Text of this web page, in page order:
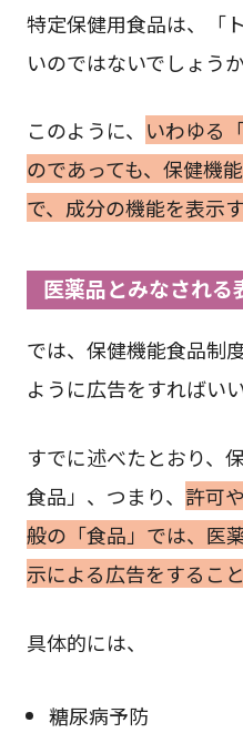
特定保健用食品は、「
いのではないでしょうか
このように、 いわゆる
のであっても、保健機
で、成分の機能を表示
医薬品とみなされる
では、保健機能食品制
ように広告をすればい
すでに述べたとおり、
食品」、つまり、 許可
般の「食品」では、医
示による広告をするこ
具体的には、
糖尿病予防